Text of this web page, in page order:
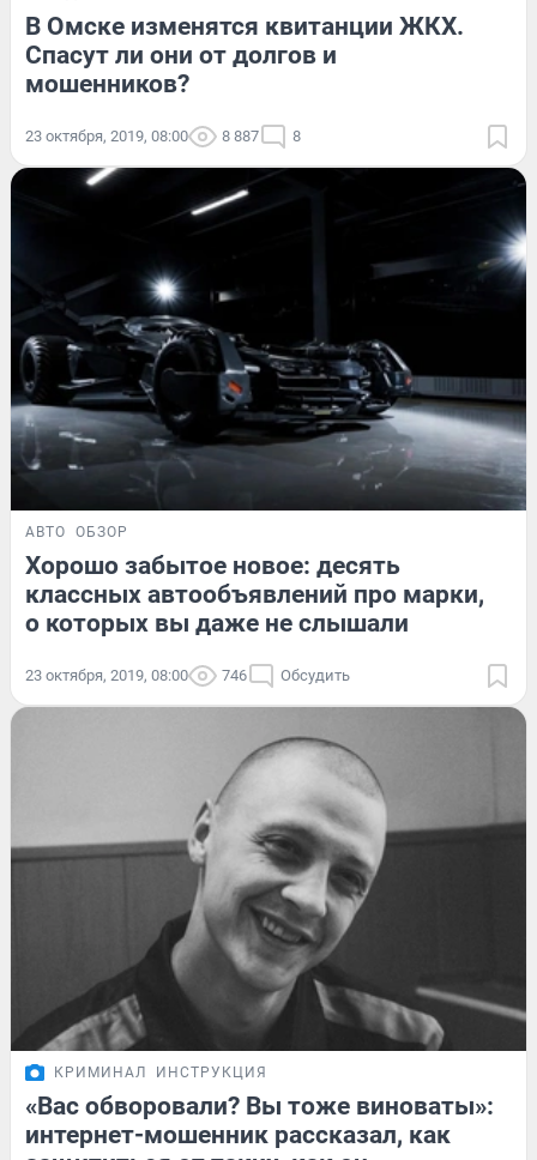
В Омске изменятся квитанции ЖКХ.
Спасут ли они от долгов и
мошенников?
23 октября, 2019, 08:00 8 887 8
АВТО ОБЗОР
Хорошо забытое новое: десять
классных автообъявлений про марки,
о которых вы даже не слышали
23 октября, 2019, 08:00 746 Обсудить
КРИМИНАЛ ИНСТРУКЦИЯ
«Вас обворовали? Вы тоже виноваты»:
интернет-мошенник рассказал, как